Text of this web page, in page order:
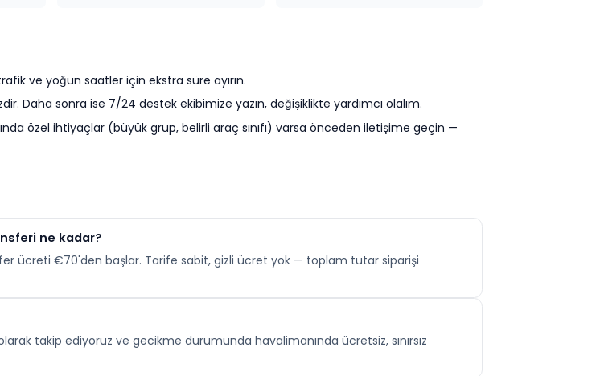
ve yoğun saatler için ekstra süre ayırın.
Daha sonra ise 7/24 destek ekibimize yazın, değişiklikte yardımcı olalım.
özel ihtiyaçlar (büyük grup, belirli araç sınıfı) varsa önceden iletişime geçin —
ne kadar?
ücreti €70'den başlar. Tarife sabit, gizli ücret yok — toplam tutar siparişi
takip ediyoruz ve gecikme durumunda havalimanında ücretsiz, sınırsız